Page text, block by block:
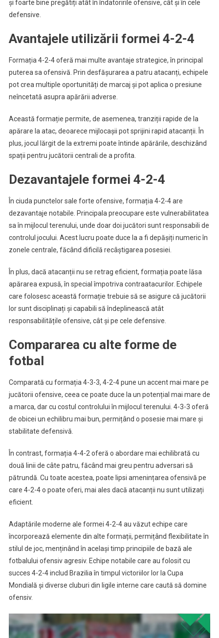
și foarte bine pregătiți atât în îndatoririle ofensive, cât și în cele
defensive.
Avantajele utilizării formei 4-2-4
Formația 4-2-4 oferă mai multe avantaje strategice, în principal
puterea sa ofensivă. Prin desfășurarea a patru atacanți, echipele
pot crea multiple oportunități de marcaj și pot aplica o presiune
neîncetată asupra apărării adverse.
Această formație permite, de asemenea, tranziții rapide de la
apărare la atac, deoarece mijlocașii pot sprijini rapid atacanții. În
plus, jocul lărgit de la extremi poate întinde apărările, deschizând
spații pentru jucătorii centrali de a profita.
Dezavantajele formei 4-2-4
În ciuda punctelor sale forte ofensive, formația 4-2-4 are
dezavantaje notabile. Principala preocupare este vulnerabilitatea
sa în mijlocul terenului, unde doar doi jucători sunt responsabili de
controlul jocului. Acest lucru poate duce la a fi depășiți numeric în
zonele centrale, făcând dificilă recâștigarea posesiei.
În plus, dacă atacanții nu se retrag eficient, formația poate lăsa
apărarea expusă, în special împotriva contraatacurilor. Echipele
care folosesc această formație trebuie să se asigure că jucătorii
lor sunt disciplinați și capabili să îndeplinească atât
responsabilitățile ofensive, cât și pe cele defensive.
Compararea cu alte forme de
fotbal
Comparată cu formația 4-3-3, 4-2-4 pune un accent mai mare pe
jucătorii ofensive, ceea ce poate duce la un potențial mai mare de
a marca, dar cu costul controlului în mijlocul terenului. 4-3-3 oferă
de obicei un echilibru mai bun, permițând o posesie mai mare și
stabilitate defensivă.
În contrast, formația 4-4-2 oferă o abordare mai echilibrată cu
două linii de câte patru, făcând mai greu pentru adversari să
pătrundă. Cu toate acestea, poate lipsi amenințarea ofensivă pe
care 4-2-4 o poate oferi, mai ales dacă atacanții nu sunt utilizați
eficient.
Adaptările moderne ale formei 4-2-4 au văzut echipe care
încorporează elemente din alte formații, permițând flexibilitate în
stilul de joc, menținând în același timp principiile de bază ale
fotbalului ofensiv agresiv. Echipe notabile care au folosit cu
succes 4-2-4 includ Brazilia în timpul victoriilor lor la Cupa
Mondială și diverse cluburi din ligile interne care caută să domine
ofensiv.